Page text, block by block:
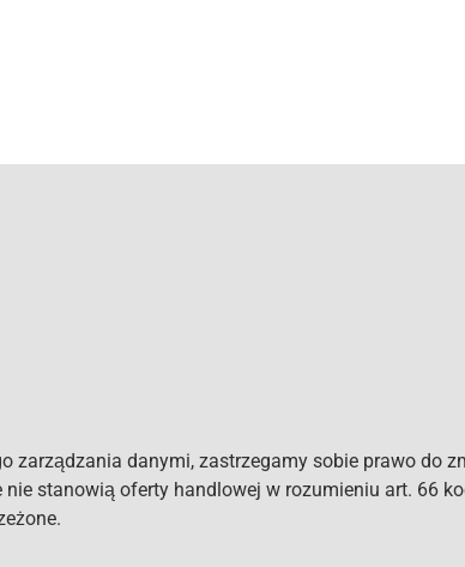
zarządzania danymi, zastrzegamy sobie prawo do
stanowią oferty handlowej w rozumieniu art. 66